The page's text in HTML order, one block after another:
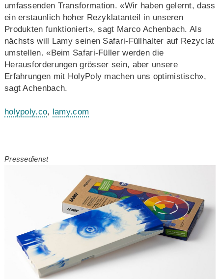
umfassenden Transformation. «Wir haben gelernt, dass
ein erstaunlich hoher Rezyklatanteil in unseren
Produkten funktioniert», sagt Marco Achenbach. Als
nächsts will Lamy seinen Safari-Füllhalter auf Rezyclat
umstellen. «Beim Safari-Füller werden die
Herausforderungen grösser sein, aber unsere
Erfahrungen mit HolyPoly machen uns optimistisch»,
sagt Achenbach.
holypoly.co, lamy.com
Pressedienst